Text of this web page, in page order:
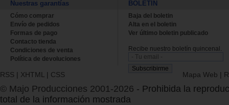
Nuestras garantías
Cómo comprar
Envío de pedidos
Formas de pago
Contacto tienda
Condiciones de venta
Política de devoluciones
BOLETÍN
Baja del boletin
Alta en el boletin
Ver último boletin publicado
Recibe nuestro boletín quincenal.
RSS | XHTML | CSS Mapa Web |
© Majo Producciones 2001-2026 - Prohibida la
total de la información mostrada